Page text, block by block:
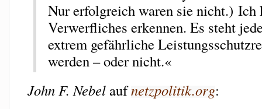
Nur erfolgreich waren sie nicht.) Ich
Verwerfliches erkennen. Es steht
extrem gefährliche
werden – oder nicht.«
John F. Nebelaufnetzpolitik.org: